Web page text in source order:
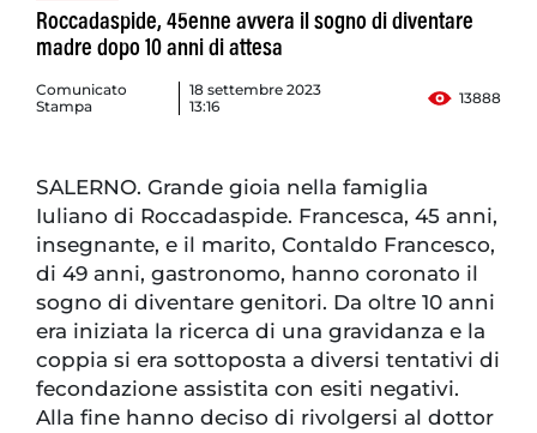
Roccadaspide, 45enne avvera il sogno di diventare
madre dopo 10 anni di attesa
Comunicato
Stampa
18 settembre 2023
13:16
13888
SALERNO. Grande gioia nella famiglia
Iuliano di Roccadaspide. Francesca, 45 anni,
insegnante, e il marito, Contaldo Francesco,
di 49 anni, gastronomo, hanno coronato il
sogno di diventare genitori. Da oltre 10 anni
era iniziata la ricerca di una gravidanza e la
coppia si era sottoposta a diversi tentativi di
fecondazione assistita con esiti negativi.
Alla fine hanno deciso di rivolgersi al dottor